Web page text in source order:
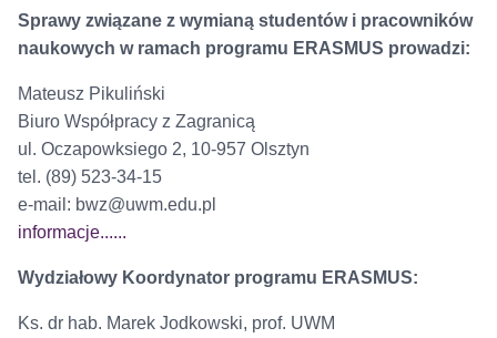
Sprawy związane z wymianą studentów i pracowników
naukowych w ramach programu ERASMUS prowadzi:
Mateusz Pikuliński
Biuro Współpracy z Zagranicą
ul. Oczapowksiego 2, 10-957 Olsztyn
tel. (89) 523-34-15
e-mail: bwz@uwm.edu.pl
informacje......
Wydziałowy Koordynator programu ERASMUS:
Ks. dr hab. Marek Jodkowski, prof. UWM